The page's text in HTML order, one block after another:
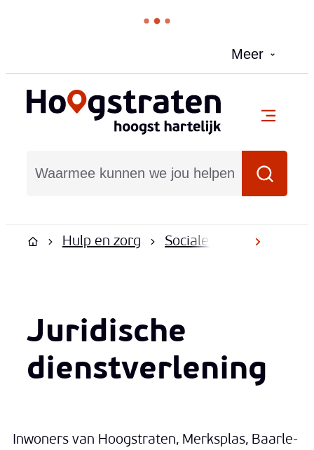
Meer
Hoogstraten
Zoeken
menu
scroll
Startpagina
Hulp en zorg Sociale dienstverlening
Juridische
dienstverlening
Inwoners van Hoogstraten, Merksplas, Baarle-